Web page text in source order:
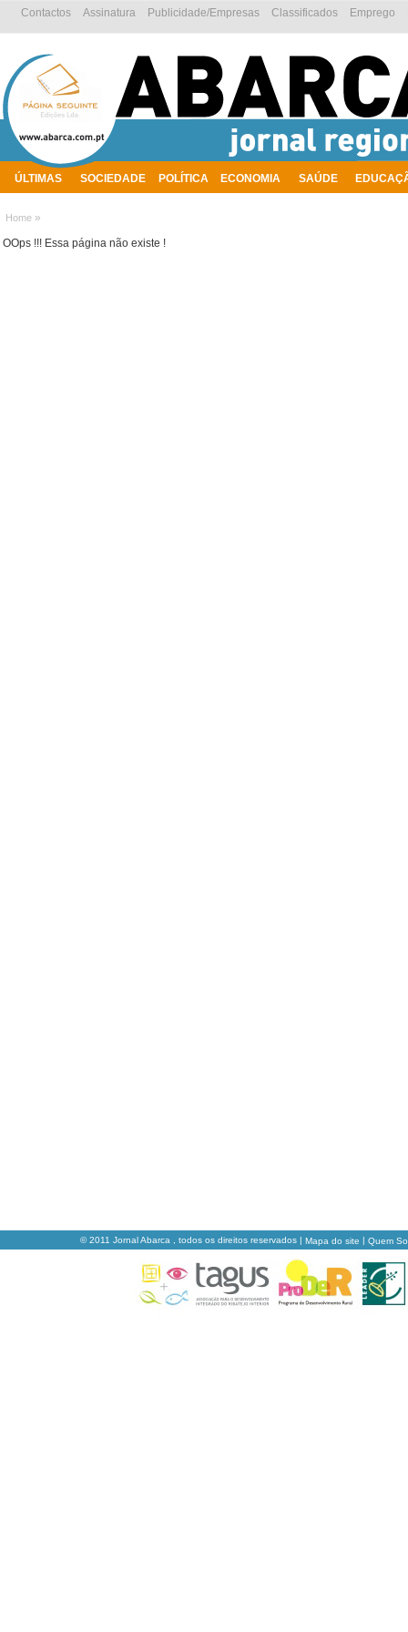
ÚLTIMAS SOCIEDADE POLÍTICA ECONOMIA SAÚDE
Emprego
Classificados
Publicidade/Empresas
Assinatura
Contactos
Home »
OOps !!! Essa página não existe !
© 2011 Jornal Abarca , todos os direitos reservados | Mapa do site | Quem